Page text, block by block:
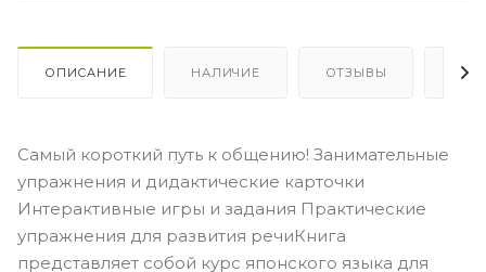
ОПИСАНИЕ НАЛИЧИЕ ОТЗЫВЫ
Самый короткий путь к общению! Занимательные
упражнения и дидактические карточки
Интерактивные игры и задания Практические
упражнения для развития речиКнига
представляет собой курс японского языка для